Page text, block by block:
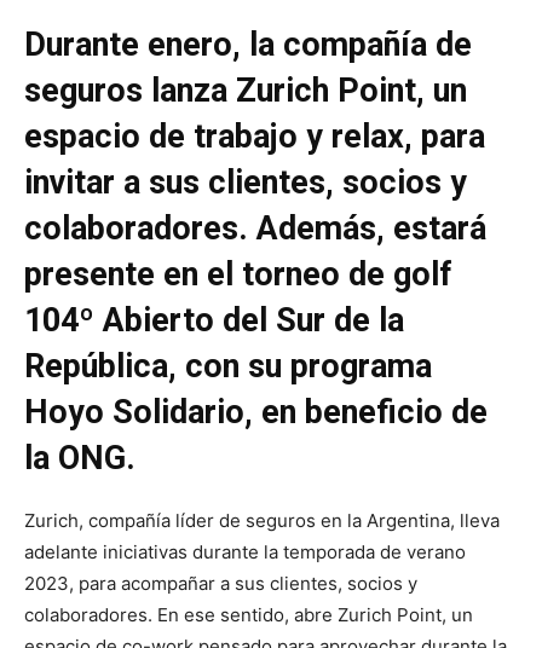
Durante enero, la compañía de
seguros lanza Zurich Point, un
espacio de trabajo y relax, para
invitar a sus clientes, socios y
colaboradores. Además, estará
presente en el torneo de golf
104º Abierto del Sur de la
República, con su programa
Hoyo Solidario, en beneficio de
la ONG.
Zurich, compañía líder de seguros en la Argentina, lleva
adelante iniciativas durante la temporada de verano
2023, para acompañar a sus clientes, socios y
colaboradores. En ese sentido, abre Zurich Point, un